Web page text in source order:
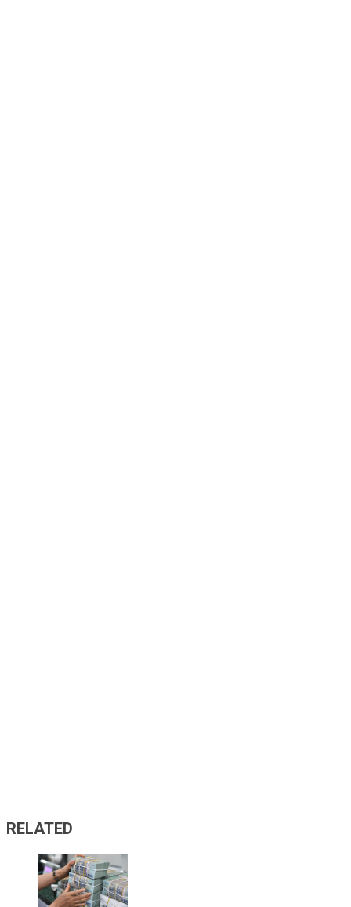
RELATED